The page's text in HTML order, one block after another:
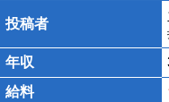
投稿者
年収
給料